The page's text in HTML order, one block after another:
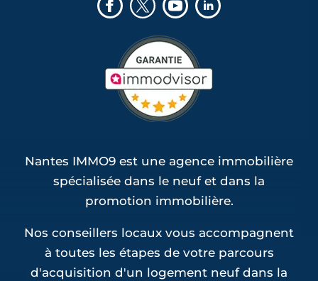
Nantes IMMO9 est une agence immobilière
spécialisée dans le neuf et dans la
promotion immobilière.
Nos conseillers locaux vous accompagnent
à toutes les étapes de votre parcours
d'acquisition d'un logement neuf dans la